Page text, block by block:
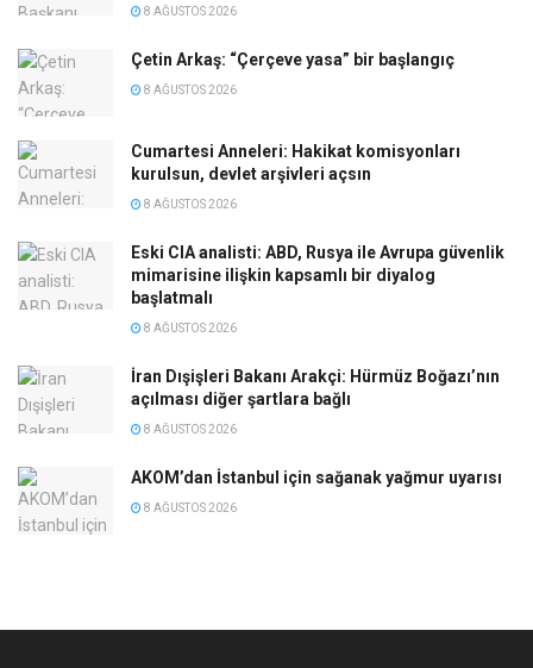
8 AĞUSTOS 2026
Çetin Arkaş: “Çerçeve yasa” bir başlangıç
8 AĞUSTOS 2026
Cumartesi Anneleri: Hakikat komisyonları
kurulsun, devlet arşivleri açsın
8 AĞUSTOS 2026
Eski CIA analisti: ABD, Rusya ile Avrupa güvenlik
mimarisine ilişkin kapsamlı bir diyalog
başlatmalı
8 AĞUSTOS 2026
İran Dışişleri Bakanı Arakçi: Hürmüz Boğazı’nın
açılması diğer şartlara bağlı
8 AĞUSTOS 2026
AKOM’dan İstanbul için sağanak yağmur uyarısı
8 AĞUSTOS 2026